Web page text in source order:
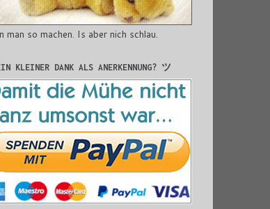
man so machen. Is aber nich schlau.
KLEINER DANK ALS ANERKENNUNG? ツ